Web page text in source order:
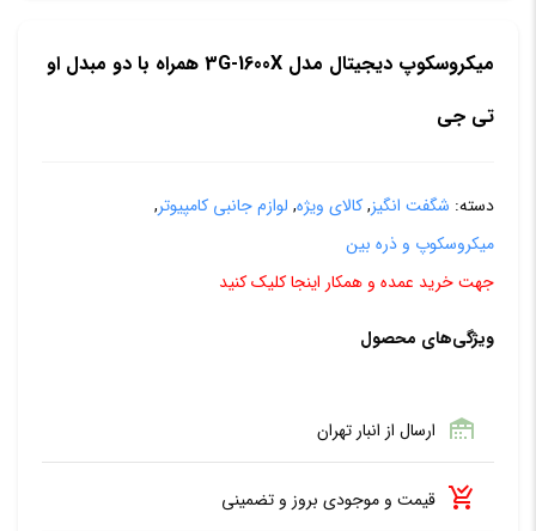
میکروسکوپ دیجیتال مدل 3G-1600X همراه با دو مبدل او
تی جی
دسته: شگفت انگیز,کالای ویژه, لوازم جانبی کامپیوتر,
میکروسکوپ و ذره بین
جهت خرید عمده و همکار اینجا کلیک کنید
ویژگی‌های محصول
ارسال از انبار تهران
قیمت و موجودی بروز و تضمینی